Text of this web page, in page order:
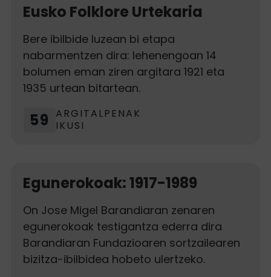
Eusko Folklore Urtekaria
Bere ibilbide luzean bi etapa
nabarmentzen dira: lehenengoan 14
bolumen eman ziren argitara 1921 eta
1935 urtean bitartean.
59
ARGITALPENAK
IKUSI
Egunerokoak: 1917-1989
On Jose Migel Barandiaran zenaren
egunerokoak testigantza ederra dira
Barandiaran Fundazioaren sortzailearen
bizitza-ibilbidea hobeto ulertzeko.